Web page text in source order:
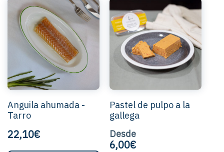
Anguila ahumada -
Tarro
22,10€
Este
Pastel de pulpo a la
gallega
Desde
6,00€